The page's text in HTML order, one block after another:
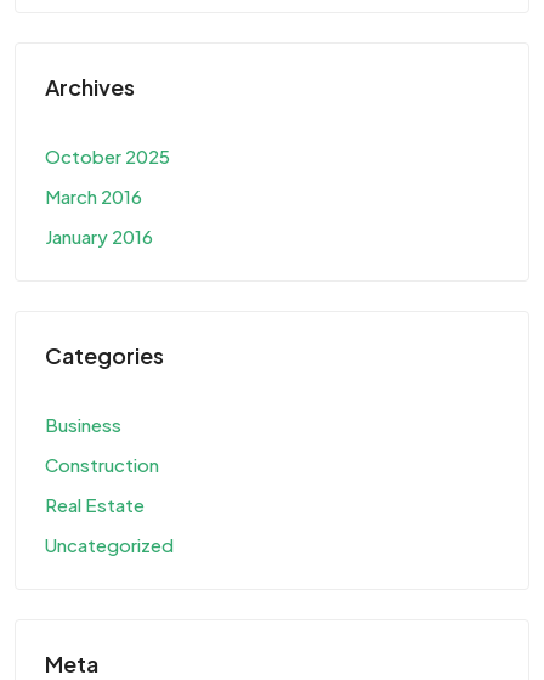
Archives
October 2025
March 2016
January 2016
Categories
Business
Construction
Real Estate
Uncategorized
Meta